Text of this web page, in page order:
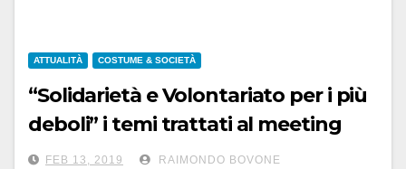
ATTUALITÀ COSTUME & SOCIETÀ
“Solidarietà e Volontariato per i più
deboli” i temi trattati al meeting
Lions Club Alessandria Host
FEB 13, 2019 RAIMONDO BOVONE